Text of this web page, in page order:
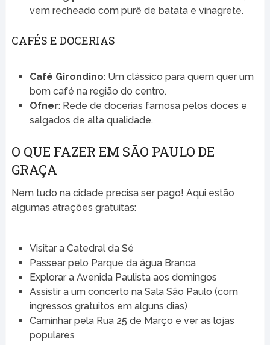
vem recheado com purê de batata e vinagrete.
CAFÉS E DOCERIAS
Café Girondino: Um clássico para quem quer um
bom café na região do centro.
Ofner: Rede de docerias famosa pelos doces e
salgados de alta qualidade.
O QUE FAZER EM SÃO PAULO DE
GRAÇA
Nem tudo na cidade precisa ser pago! Aqui estão
algumas atrações gratuitas:
Visitar a Catedral da Sé
Passear pelo Parque da água Branca
Explorar a Avenida Paulista aos domingos
Assistir a um concerto na Sala São Paulo (com
ingressos gratuitos em alguns dias)
Caminhar pela Rua 25 de Março e ver as lojas
populares